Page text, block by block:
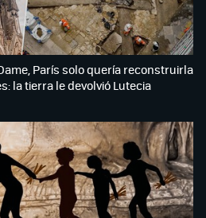
París solo quería reconstruirla
la tierra le devolvió Lutecia